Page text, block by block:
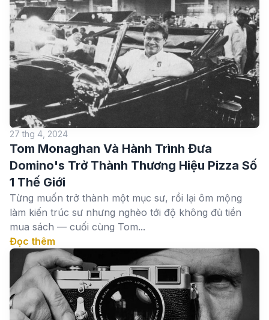
27 thg 4, 2024
Tom Monaghan Và Hành Trình Đưa
Domino's Trở Thành Thương Hiệu Pizza Số
1 Thế Giới
Từng muốn trở thành một mục sư, rồi lại ôm mộng
làm kiến trúc sư nhưng nghèo tới độ không đủ tiền
mua sách — cuối cùng Tom...
Đọc thêm